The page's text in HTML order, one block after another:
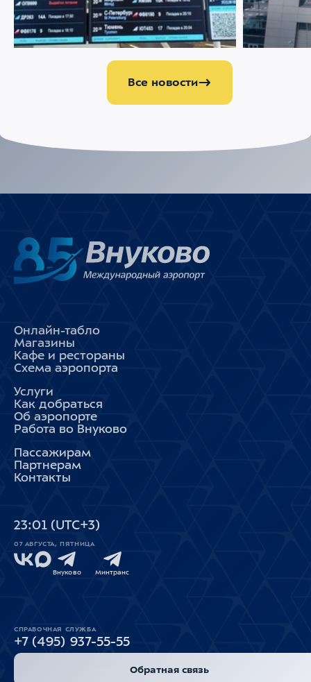
Меняемся ради комфорта пассажиров
Аэропорт
партнером
Все новости
Онлайн-табло
Магазины
Кафе и рестораны
Схема аэропорта
Услуги
Как добраться
Об аэропорте
Работа во Внуково
Пассажирам
Партнерам
Контакты
23:01 (UTC+3)
07 АВГУСТА, ПЯТНИЦА
Внуково Минтранс
СПРАВОЧНАЯ СЛУЖБА
+7 (495) 937-55-55
Обратная связь